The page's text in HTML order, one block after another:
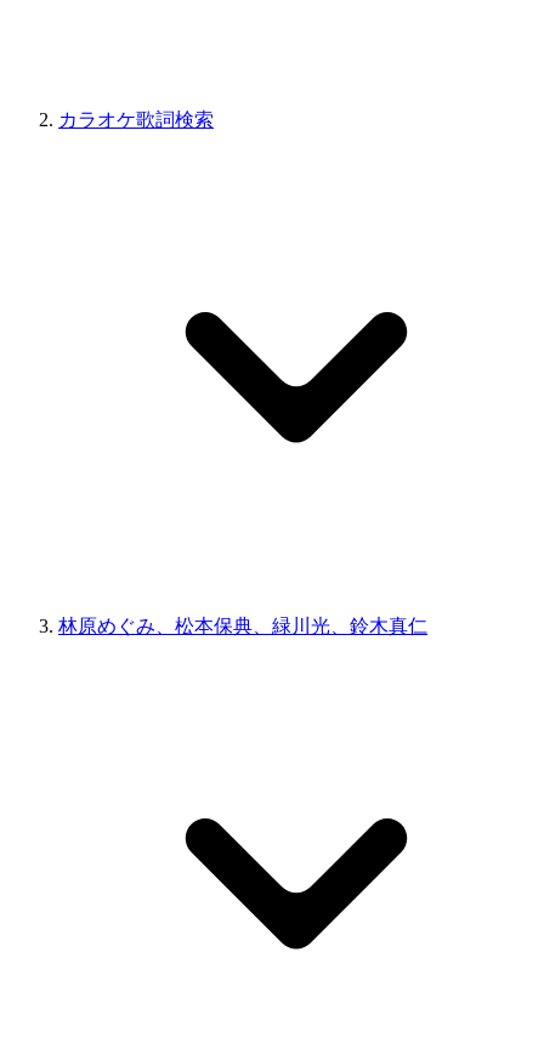
カラオケ歌詞検索
林原めぐみ、松本保典、緑川光、鈴木真仁